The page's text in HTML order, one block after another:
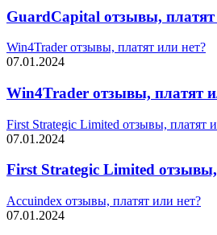
GuardCapital отзывы, платят
Win4Trader отзывы, платят или нет?
07.01.2024
Win4Trader отзывы, платят
First Strategic Limited отзывы, платят
07.01.2024
First Strategic Limited
Accuindex отзывы, платят или нет?
07.01.2024